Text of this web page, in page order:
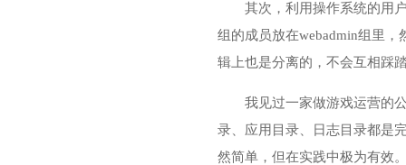
其次，利用操作系统的用
组的成员放在webadmin组里
辑上也是分离的，不会互相踩
我见过一家做游戏运营的
录、应用目录、日志目录都是
然简单，但在实践中极为有效